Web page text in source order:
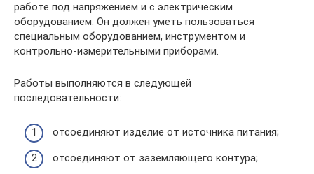
работе под напряжением и с электрическим
оборудованием. Он должен уметь пользоваться
специальным оборудованием, инструментом и
контрольно-измерительными приборами.
Работы выполняются в следующей
последовательности:
отсоединяют изделие от источника питания;
отсоединяют от заземляющего контура;